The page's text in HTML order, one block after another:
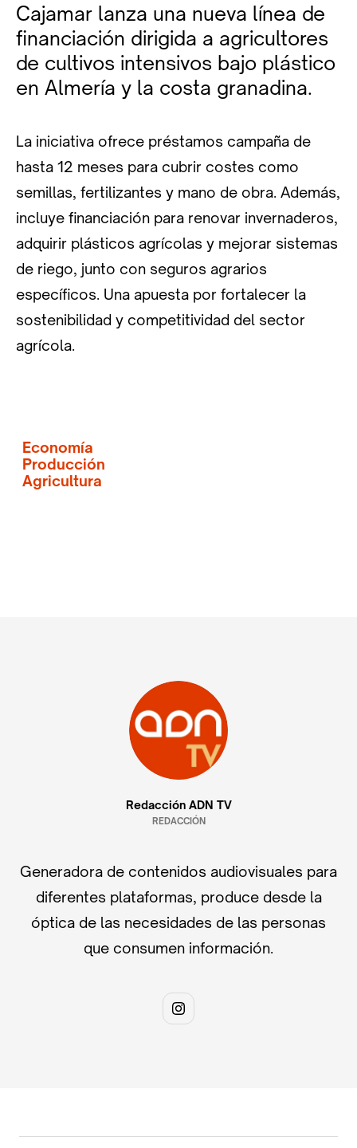
Cajamar lanza una nueva línea de
financiación dirigida a agricultores
de cultivos intensivos bajo plástico
en Almería y la costa granadina.
La iniciativa ofrece préstamos campaña de
hasta 12 meses para cubrir costes como
semillas, fertilizantes y mano de obra. Además,
incluye financiación para renovar invernaderos,
adquirir plásticos agrícolas y mejorar sistemas
de riego, junto con seguros agrarios
específicos. Una apuesta por fortalecer la
sostenibilidad y competitividad del sector
agrícola.
Economía
Producción
Agricultura
Redacción ADN TV
REDACCIÓN
Generadora de contenidos audiovisuales para
diferentes plataformas, produce desde la
óptica de las necesidades de las personas
que consumen información.